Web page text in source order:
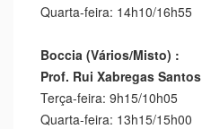
Quarta-feira: 14h10/16h55
Boccia (Vários/Misto) :
Prof. Rui Xabregas Santos
Terça-feira: 9h15/10h05
Quarta-feira: 13h15/15h00